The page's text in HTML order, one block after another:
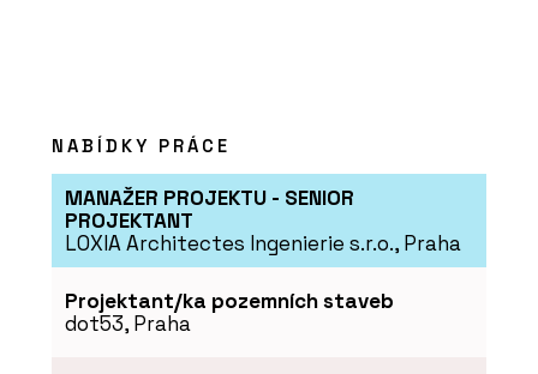
NABÍDKY PRÁCE
MANAŽER PROJEKTU - SENIOR
PROJEKTANT
LOXIA Architectes Ingenierie s.r.o., Praha
Projektant/ka pozemních staveb
dot53, Praha